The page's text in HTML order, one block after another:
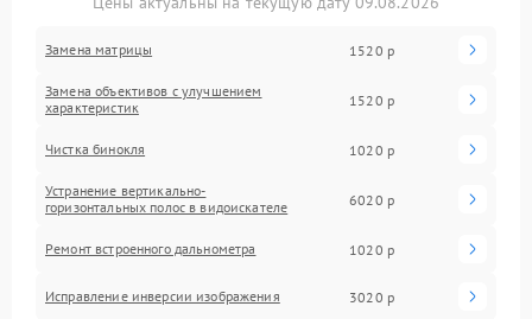
Замена матрицы 1520 р
Замена объективов с улучшением
характеристик
1520 р
Чистка бинокля 1020 р
Устранение вертикально-
горизонтальных полос в видоискателе
6020 р
Ремонт встроенного дальнометра 1020 р
Исправление инверсии изображения 3020 р